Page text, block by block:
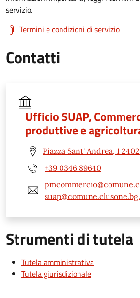
servizio.
Termini e condizioni di servizio
Contatti
Ufficio SUAP,
produttive e
Piazza Sant' Andrea, 1
+39 0346 89640
Strumenti di tutela
Tutela amministrativa
Tutela giurisdizionale